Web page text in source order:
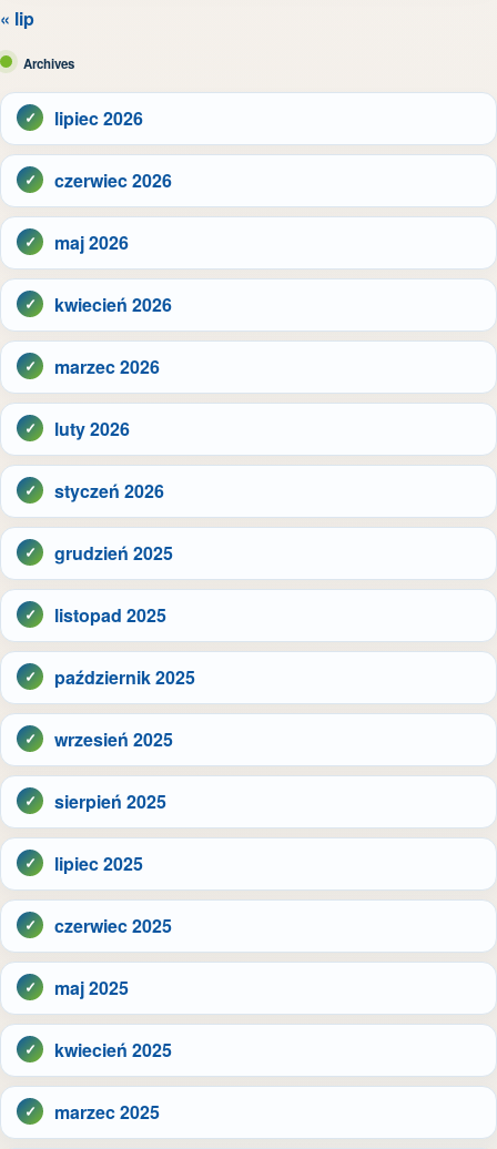
« lip
Archives
lipiec 2026
czerwiec 2026
maj 2026
kwiecień 2026
marzec 2026
luty 2026
styczeń 2026
grudzień 2025
listopad 2025
październik 2025
wrzesień 2025
sierpień 2025
lipiec 2025
czerwiec 2025
maj 2025
kwiecień 2025
marzec 2025